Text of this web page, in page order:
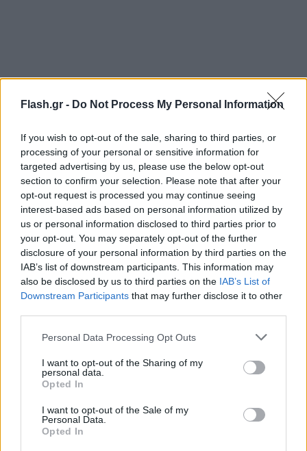
Flash.gr - Do Not Process My Personal Information
If you wish to opt-out of the sale, sharing to third parties, or
processing of your personal or sensitive information for
targeted advertising by us, please use the below opt-out
section to confirm your selection. Please note that after your
opt-out request is processed you may continue seeing
interest-based ads based on personal information utilized by
us or personal information disclosed to third parties prior to
your opt-out. You may separately opt-out of the further
disclosure of your personal information by third parties on the
IAB’s list of downstream participants. This information may
also be disclosed by us to third parties on the IAB’s List of
Downstream Participants that may further disclose it to other
Please note that this website/app uses one or more Google
not limited to your visit or usage behaviour. You may click to
grant or deny consent to Google and its third-party tags to
use your data for below specified purposes in below Google
consent section.
Personal Data Processing Opt Outs
I want to opt-out of the Sharing of my
personal data.
Opted In
I want to opt-out of the Sale of my
Personal Data.
Opted In
Έτσι θέλοντας να μας θυμίσει την αξία της
αγκαλιάς, ο Αρκάς στο σημερινό του σκίτσο
Θανασάκη, ο οποίος φαίνεται να αγκαλιάζει σφιχτά
το φίλο του!